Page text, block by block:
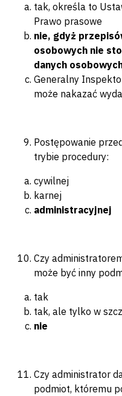
tak, określa to
Prawo prasowe
nie, gdyż
osobowych nie
danych
Generalny
może nakazać
Postępowanie
trybie procedury:
cywilnej
karnej
administracyjnej
Czy
może być inny
tak
tak, ale tylko w
nie
Czy administrator
podmiot, któremu